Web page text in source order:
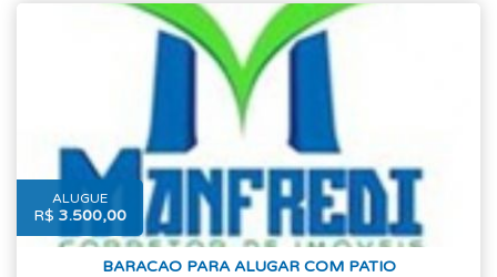
ALUGUE
R$ 3.500,00
BARACAO PARA ALUGAR COM PATIO